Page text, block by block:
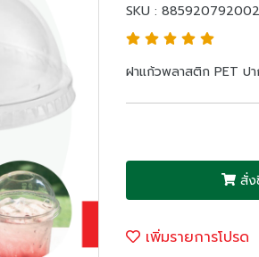
SKU :
ฝาแก้วพลาสติก PET ป
สั่ง
เพิ่มรายการโปรด